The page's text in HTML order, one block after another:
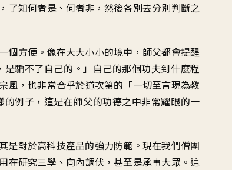
音
量。
， 了知何者是、何者非 ， 然後各別去分別判斷之
一個方便 。 像在大大小小的境中 ， 師父都會提醒
是騙不了自己的 。」 自己的那個功夫到什麼程
風，也非常合乎於道次第的 「一切至言現為教
的例子 ， 這是在師父的功德之中非常耀眼的一
是對於高科技產品的強力防範 。 現在我們僧團
用在研究三學 、 向內調伏 ，甚至是承事大眾 。 這